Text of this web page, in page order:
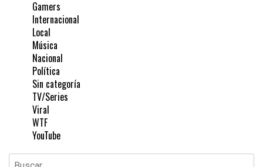
Gamers
Internacional
Local
Música
Nacional
Política
Sin categoría
TV/Series
Viral
WTF
YouTube
Buscar: